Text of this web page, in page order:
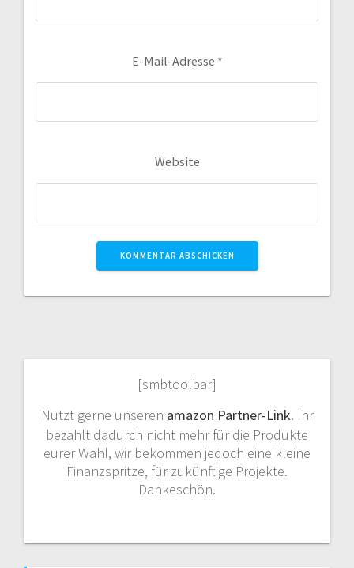
E-Mail-Adresse *
Website
[smbtoolbar]
Nutzt gerne unseren amazon Partner-Link. Ihr
bezahlt dadurch nicht mehr für die Produkte
eurer Wahl, wir bekommen jedoch eine kleine
Finanzspritze, für zukünftige Projekte.
Dankeschön.